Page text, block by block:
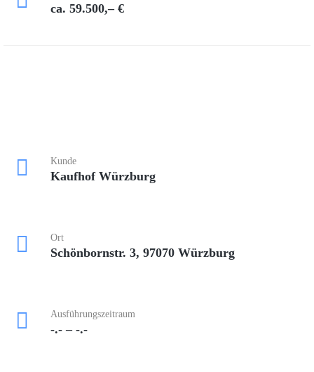
ca. 59.500,– €
Kunde
Kaufhof Würzburg
Ort
Schönbornstr. 3, 97070 Würzburg
Ausführungszeitraum
-.- – -.-